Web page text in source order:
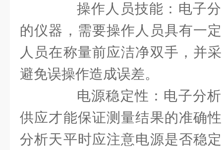
操作人员技能：电子分
的仪器，需要操作人员具有一
人员在称量前应洁净双手，并
避免误操作造成误差。
电源稳定性：电子分析
供应才能保证测量结果的准确
分析天平时应注意电源是否稳